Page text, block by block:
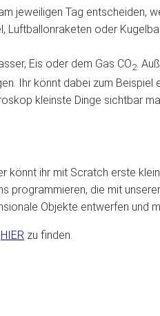
jeweiligen Tag entscheiden,
Luftballonraketen oder
Eis oder dem Gas CO2 .
Ihr könnt dabei zum
kleinste Dinge sichtbar
könnt ihr mit Scratch erste
programmieren, die mit
Objekte entwerfen und
HIER zu finden.